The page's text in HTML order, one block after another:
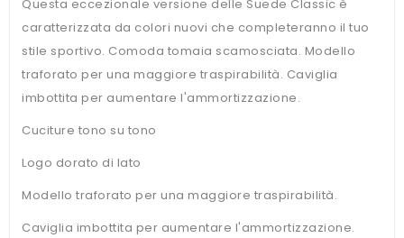
Questa eccezionale versione delle Suede Classic è
caratterizzata da colori nuovi che completeranno il tuo
stile sportivo. Comoda tomaia scamosciata. Modello
traforato per una maggiore traspirabilità. Caviglia
imbottita per aumentare l'ammortizzazione.
Cuciture tono su tono
Logo dorato di lato
Modello traforato per una maggiore traspirabilità.
Caviglia imbottita per aumentare l'ammortizzazione.